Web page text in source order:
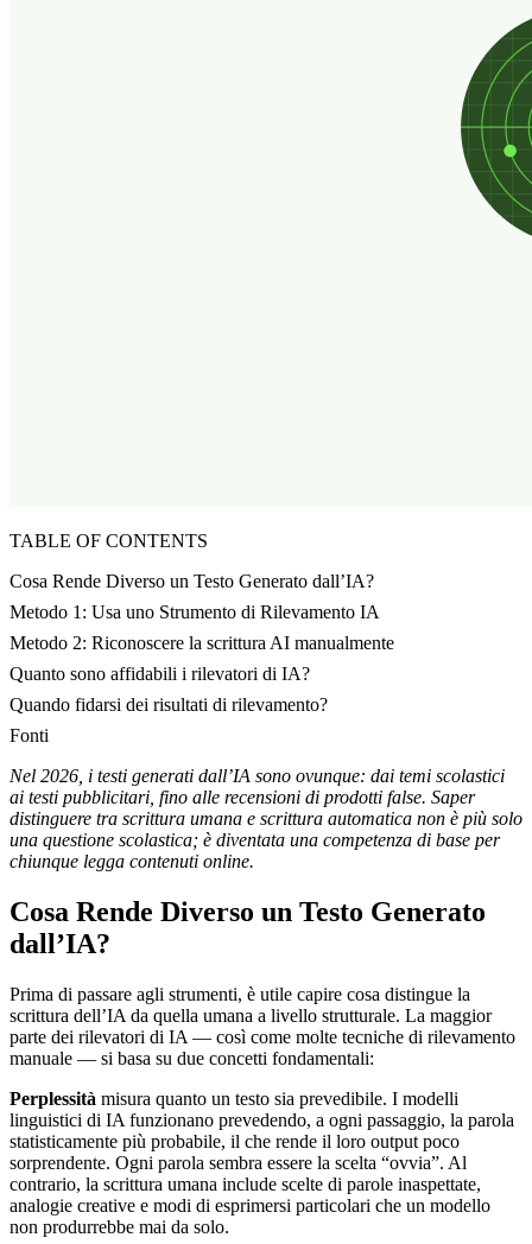
TABLE OF CONTENTS
Cosa Rende Diverso un Testo Generato dall’IA?
Metodo 1: Usa uno Strumento di Rilevamento IA
Metodo 2: Riconoscere la scrittura AI manualmente
Quanto sono affidabili i rilevatori di IA?
Quando fidarsi dei risultati di rilevamento?
Fonti
Nel 2026, i testi generati dall’IA sono ovunque: dai temi scolastici
ai testi pubblicitari, fino alle recensioni di prodotti false. Saper
distinguere tra scrittura umana e scrittura automatica non è più solo
una questione scolastica; è diventata una competenza di base per
chiunque legga contenuti online.
Cosa Rende Diverso un Testo Generato
dall’IA?
Prima di passare agli strumenti, è utile capire cosa distingue la
scrittura dell’IA da quella umana a livello strutturale. La maggior
parte dei rilevatori di IA — così come molte tecniche di rilevamento
manuale — si basa su due concetti fondamentali:
Perplessità misura quanto un testo sia prevedibile. I modelli
linguistici di IA funzionano prevedendo, a ogni passaggio, la parola
statisticamente più probabile, il che rende il loro output poco
sorprendente. Ogni parola sembra essere la scelta “ovvia”. Al
contrario, la scrittura umana include scelte di parole inaspettate,
analogie creative e modi di esprimersi particolari che un modello
non produrrebbe mai da solo.